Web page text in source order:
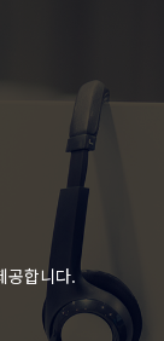
공합니다.